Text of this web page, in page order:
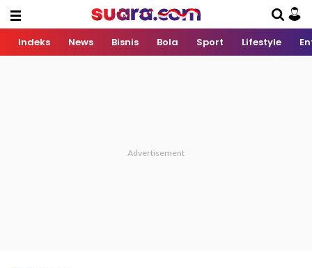
Indeks News Bisnis Bola Sport Lifestyle